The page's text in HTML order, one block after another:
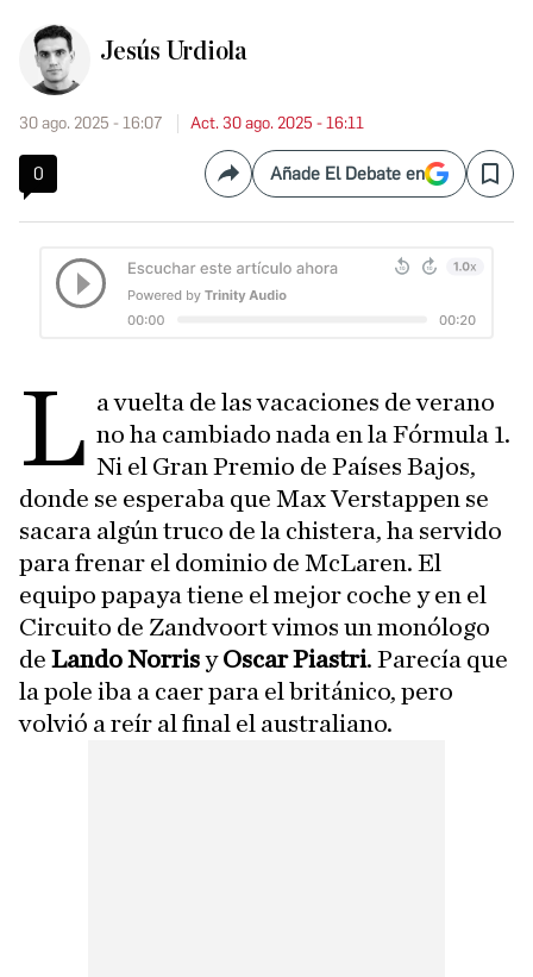
Jesús Urdiola
30 ago. 2025 - 16:07 Act. 30 ago. 2025 - 16:11
0 CompartirAñade El Debate en Save
L a vuelta de las vacaciones de verano
no ha cambiado nada en la Fórmula 1.
Ni el Gran Premio de Países Bajos,
donde se esperaba que Max Verstappen se
sacara algún truco de la chistera, ha servido
para frenar el dominio de McLaren. El
equipo papaya tiene el mejor coche y en el
Circuito de Zandvoort vimos un monólogo
de Lando NorrisyOscar Piastri. Parecía que
la pole iba a caer para el británico, pero
volvió a reír al final el australiano.